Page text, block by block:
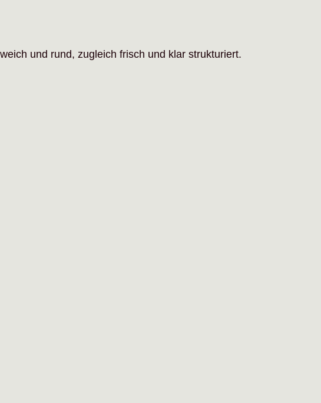
und rund, zugleich frisch und klar strukturiert.